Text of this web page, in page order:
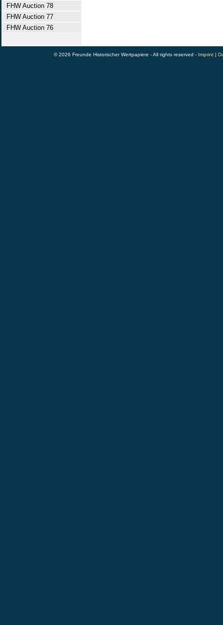
FHW Auction 78
FHW Auction 77
FHW Auction 76
© 2026 Freunde Historischer Wertpapiere - All rights reserved - Imprint |